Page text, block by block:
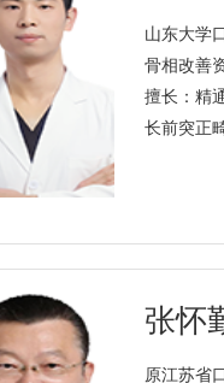
山东大学
骨相改善
擅长：精
长前突正
张怀
原江苏省